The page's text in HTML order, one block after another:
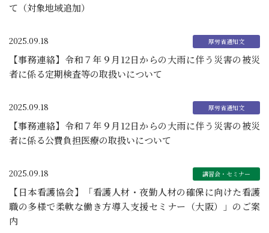
て（対象地域追加）
2025.09.18
【事務連絡】令和７年９月12日からの大雨に伴う災害の被災
者に係る定期検査等の取扱いについて
2025.09.18
【事務連絡】令和７年９月12日からの大雨に伴う災害の被災
者に係る公費負担医療の取扱いについて
2025.09.18
【日本看護協会】「看護人材・夜勤人材の確保に向けた看護
職の多様で柔軟な働き方導入支援セミナー（大阪）」のご案
内